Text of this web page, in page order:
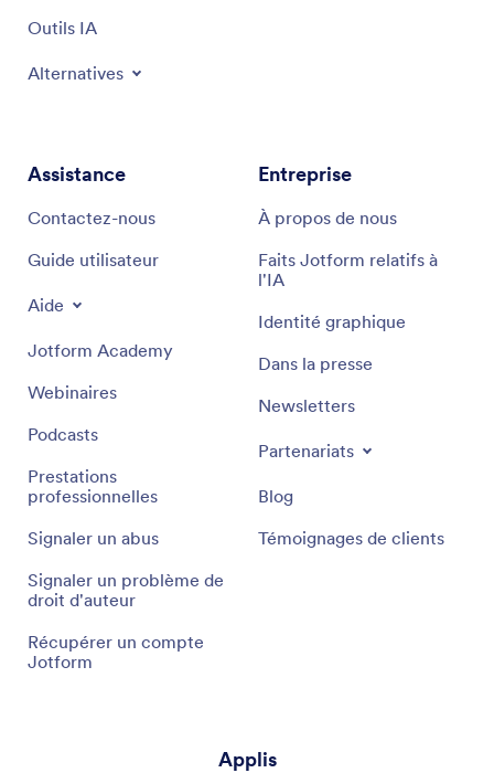
Outils IA
Alternatives
Assistance
Contactez-nous
Guide utilisateur
Aide
Jotform Academy
Webinaires
Podcasts
Prestations
professionnelles
Signaler un abus
Signaler un problème de
droit d'auteur
Récupérer un compte
Jotform
Entreprise
À propos de nous
Faits Jotform relatifs à
l'IA
Identité graphique
Dans la presse
Newsletters
Partenariats
Blog
Témoignages de clients
Applis